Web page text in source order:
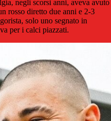
negli scorsi anni, aveva avuto
rosso diretto due anni e 2-3
solo uno segnato in
per i calci piazzati.